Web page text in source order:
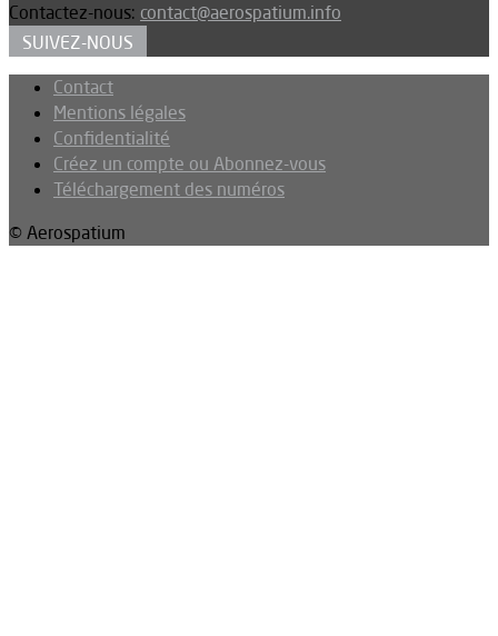
Contactez-nous: contact@aerospatium.info
SUIVEZ-NOUS
Contact
Mentions légales
Confidentialité
Créez un compte ou Abonnez-vous
Téléchargement des numéros
© Aerospatium